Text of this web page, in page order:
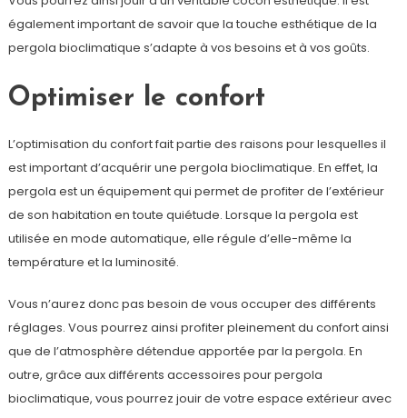
également important de savoir que la touche esthétique de la
pergola bioclimatique s’adapte à vos besoins et à vos goûts.
Optimiser le confort
L’optimisation du confort fait partie des raisons pour lesquelles il
est important d’acquérir une pergola bioclimatique. En effet, la
pergola est un équipement qui permet de profiter de l’extérieur
de son habitation en toute quiétude. Lorsque la pergola est
utilisée en mode automatique, elle régule d’elle-même la
température et la luminosité.
Vous n’aurez donc pas besoin de vous occuper des différents
réglages. Vous pourrez ainsi profiter pleinement du confort ainsi
que de l’atmosphère détendue apportée par la pergola. En
outre, grâce aux différents accessoires pour pergola
bioclimatique, vous pourrez jouir de votre espace extérieur avec